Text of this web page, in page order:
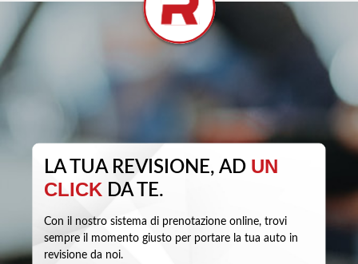
LA TUA REVISIONE, AD UN
CLICK DA TE.
Con il nostro sistema di prenotazione online, trovi
sempre il momento giusto per portare la tua auto in
revisione da noi.